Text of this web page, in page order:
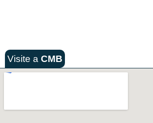
Visite a CMB